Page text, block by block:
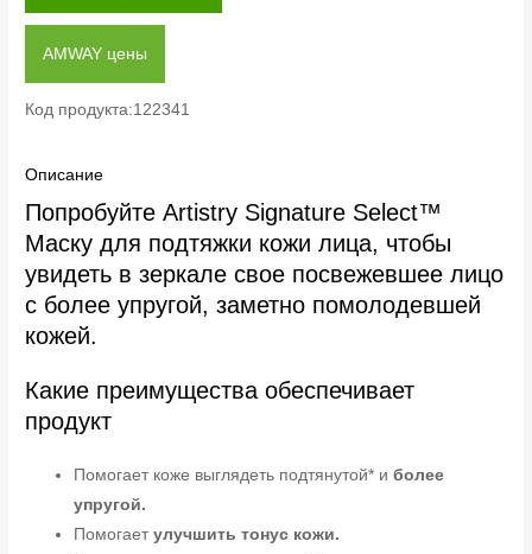
AMWAY цены
Код продукта:122341
Описание
Попробуйте Artistry Signature Select™
Маску для подтяжки кожи лица, чтобы
увидеть в зеркале свое посвежевшее лицо
с более упругой, заметно помолодевшей
кожей.
Какие преимущества обеспечивает
продукт
Помогает коже выглядеть подтянутой* иболее
упругой.
Помогаетулучшить тонус кожи.